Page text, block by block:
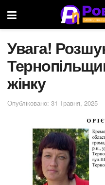
Увага!
жінку
Опубліковано: 31 Травня, 2025